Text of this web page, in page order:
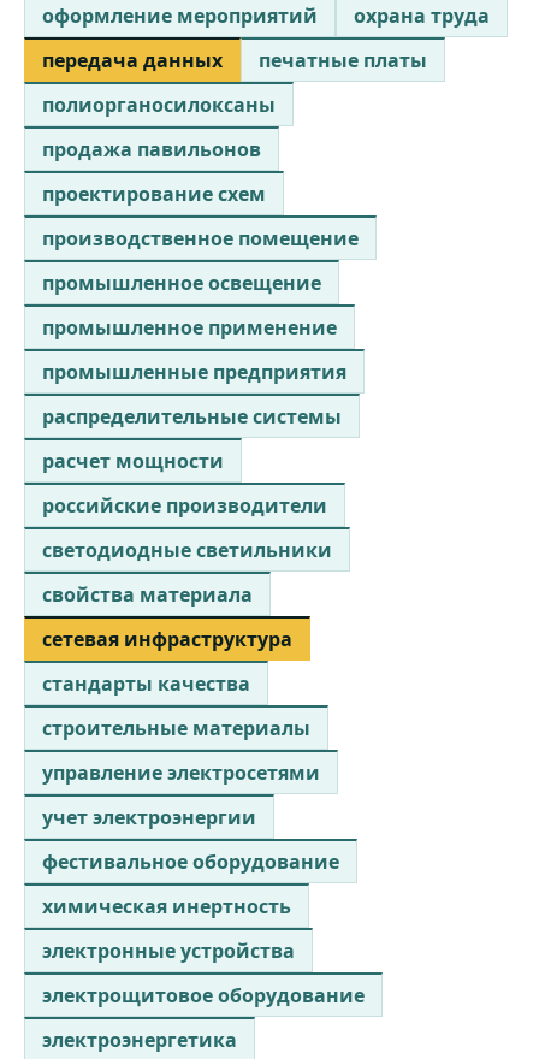
оформление мероприятий
охрана труда
передача данных
печатные платы
полиорганосилоксаны
продажа павильонов
проектирование схем
производственное помещение
промышленное освещение
промышленное применение
промышленные предприятия
распределительные системы
расчет мощности
российские производители
светодиодные светильники
свойства материала
сетевая инфраструктура
стандарты качества
строительные материалы
управление электросетями
учет электроэнергии
фестивальное оборудование
химическая инертность
электронные устройства
электрощитовое оборудование
электроэнергетика